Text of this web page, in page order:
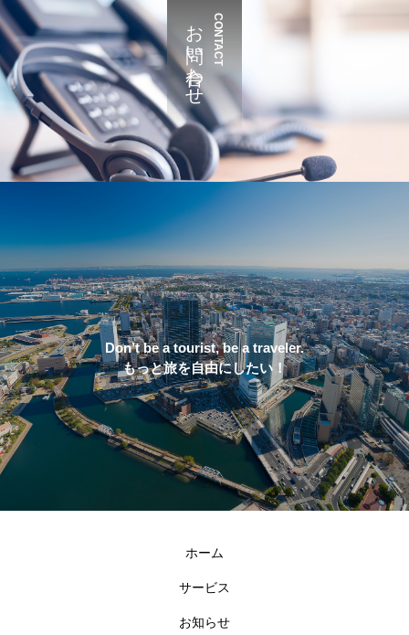
CONTACT
お問い合わせ
Don’t be a tourist, be a traveler.
もっと旅を自由にしたい！
ホーム
サービス
お知らせ